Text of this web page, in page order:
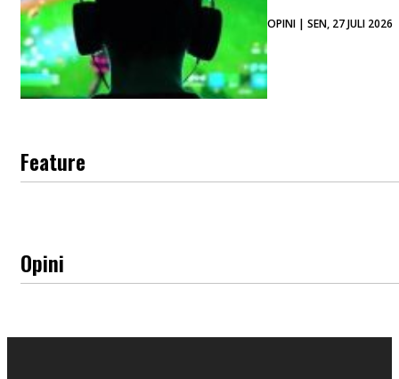
OPINI | SEN, 27 JULI 2026
Feature
Opini